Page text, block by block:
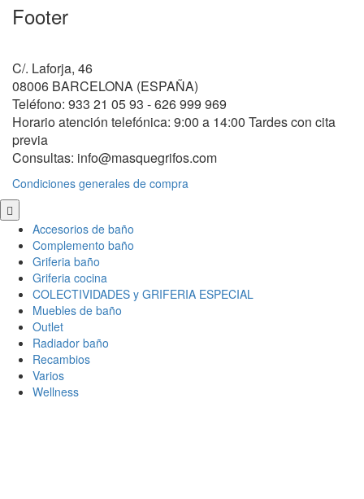
Footer
C/. Laforja, 46
08006 BARCELONA (ESPAÑA)
Teléfono: 933 21 05 93 - 626 999 969
Horario atención telefónica: 9:00 a 14:00 Tardes con cita
previa
Consultas: info@masquegrifos.com
Condiciones generales de compra
Scroll
to
Top
Accesorios de baño
Complemento baño
Griferia baño
Griferia cocina
COLECTIVIDADES y GRIFERIA ESPECIAL
Muebles de baño
Outlet
Radiador baño
Recambios
Varios
Wellness